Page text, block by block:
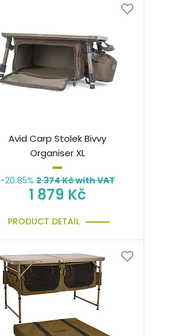
Avid Carp Stolek Bivvy
Organiser XL
-20.85% 2 374Kč with VAT
1 879 Kč
PRODUCT DETAIL